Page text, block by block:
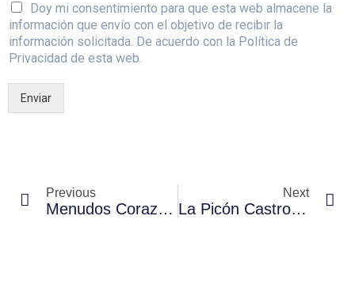
Doy mi consentimiento para que esta web almacene la
información que envío con el objetivo de recibir la
información solicitada. De acuerdo con la Política de
Privacidad de esta web.
Enviar
Previous
Menudos Corazones Y Proyecto +Vida Unen Ciencia, Aprendizaje Y Solidaridad En Una Jornada Especial En El MUNCYT De Alcobendas
Next
La Picón Castro Cardioprotegida: Nuestro Compromiso Un Año Más